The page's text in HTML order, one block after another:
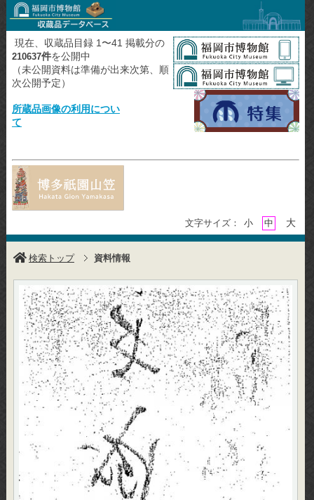
現在、収蔵品目録 1〜41 掲載分の
210637件を公開中
（未公開資料は準備が出来次第、順
次公開予定）
所蔵品画像の利用につい
て
文字サイズ： 小 中 大
検索トップ 資料情報